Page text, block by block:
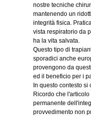
nostre tecniche
mantenendo un
integrità fisica.
vista respiratorio da
ha la vita salvata.
Questo tipo di
sporadici anche
provengono da
ed il beneficio per i
In questo contesto
Ricordo che
permanente
provvedimento non